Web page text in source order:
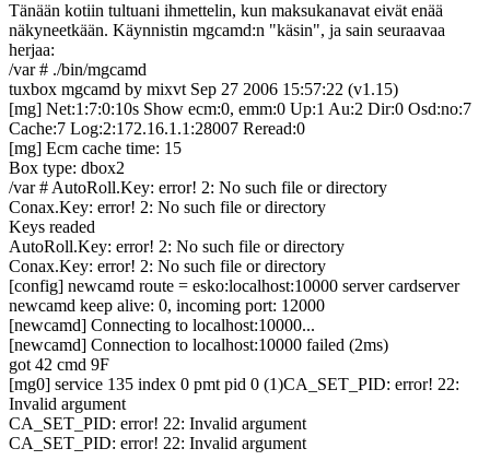
Tänään kotiin tultuani ihmettelin, kun maksukanavat eivät enää
näkyneetkään. Käynnistin mgcamd:n "käsin", ja sain seuraavaa
herjaa:
/var # ./bin/mgcamd
tuxbox mgcamd by mixvt Sep 27 2006 15:57:22 (v1.15)
[mg] Net:1:7:0:10s Show ecm:0, emm:0 Up:1 Au:2 Dir:0 Osd:no:7
Cache:7 Log:2:172.16.1.1:28007 Reread:0
[mg] Ecm cache time: 15
Box type: dbox2
/var # AutoRoll.Key: error! 2: No such file or directory
Conax.Key: error! 2: No such file or directory
Keys readed
AutoRoll.Key: error! 2: No such file or directory
Conax.Key: error! 2: No such file or directory
[config] newcamd route = esko:localhost:10000 server cardserver
newcamd keep alive: 0, incoming port: 12000
[newcamd] Connecting to localhost:10000...
[newcamd] Connection to localhost:10000 failed (2ms)
got 42 cmd 9F
[mg0] service 135 index 0 pmt pid 0 (1)CA_SET_PID: error! 22:
Invalid argument
CA_SET_PID: error! 22: Invalid argument
CA_SET_PID: error! 22: Invalid argument